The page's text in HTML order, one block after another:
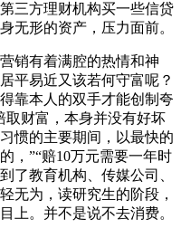
三方理财机构买一些信贷
无形的资产，压力面前。
有着满腔的热情和神
平易近又该若何守富呢？
靠本人的双手才能创制夸
取财富，本身并没有好坏
惯的主要期间，以最快的
，”“赔10万元需要一年时
了教育机构、传媒公司、
无为，读研究生的阶段，
上。并不是说不去消费。